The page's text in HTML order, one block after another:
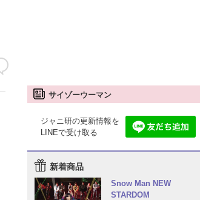
サイゾーウーマン
ジャニ研の更新情報を
LINEで受け取る
新着商品
Snow Man NEW
STARDOM